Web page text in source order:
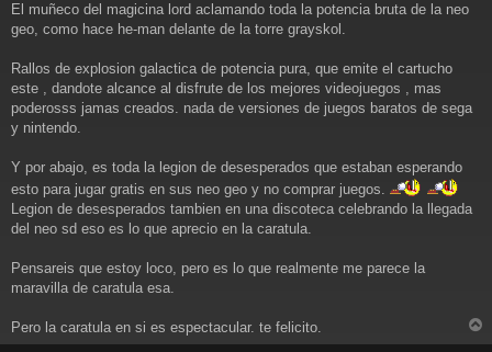
e
El muñeco del magicina lord aclamando toda la potencia bruta de la neo
geo, como hace he-man delante de la torre grayskol.
Rallos de explosion galactica de potencia pura, que emite el cartucho
este , dandote alcance al disfrute de los mejores videojuegos , mas
poderosss jamas creados. nada de versiones de juegos baratos de sega
y nintendo.
Y por abajo, es toda la legion de desesperados que estaban esperando
esto para jugar gratis en sus neo geo y no comprar juegos.
Legion de desesperados tambien en una discoteca celebrando la llegada
del neo sd eso es lo que aprecio en la caratula.
Pensareis que estoy loco, pero es lo que realmente me parece la
maravilla de caratula esa.
Pero la caratula en si es espectacular. te felicito.
r